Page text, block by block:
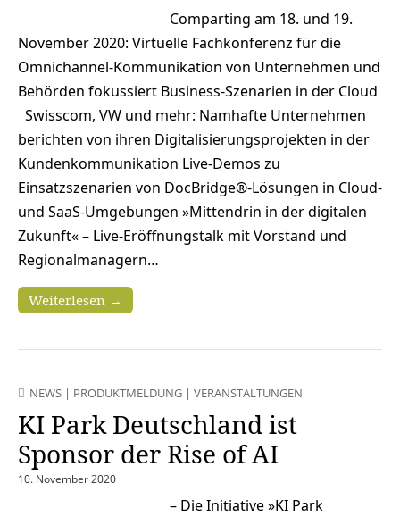
Comparting am 18. und 19.
November 2020: Virtuelle Fachkonferenz für die
Omnichannel-Kommunikation von Unternehmen und
Behörden fokussiert Business-Szenarien in der Cloud
Swisscom, VW und mehr: Namhafte Unternehmen
berichten von ihren Digitalisierungsprojekten in der
Kundenkommunikation Live-Demos zu
Einsatzszenarien von DocBridge®-Lösungen in Cloud-
und SaaS-Umgebungen »Mittendrin in der digitalen
Zukunft« – Live-Eröffnungstalk mit Vorstand und
Regionalmanagern…
Weiterlesen →
NEWS | PRODUKTMELDUNG | VERANSTALTUNGEN
KI Park Deutschland ist
Sponsor der Rise of AI
10. November 2020
– Die Initiative »KI Park